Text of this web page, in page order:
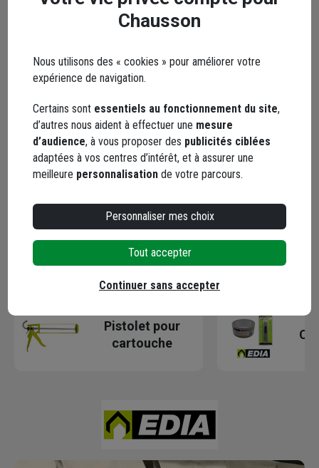
Le 17/06/2025
5 / 5
Au moins on peut extraire le mastic sans forcer et il est
solide.
Le 30/05/2020
Catégories associées
Pistolet pour
cartouche
Chausson
Nous utilisons des « cookies » pour améliorer votre
expérience de navigation.
Certains sont essentiels au fonctionnement du site,
d’autres nous aident à effectuer une mesure
d’audience, à vous proposer des publicités ciblées
adaptées à vos centres d’intérêt, et à assurer une
meilleure personnalisation de votre parcours.
Personnaliser mes choix
Tout accepter
Continuer sans accepter